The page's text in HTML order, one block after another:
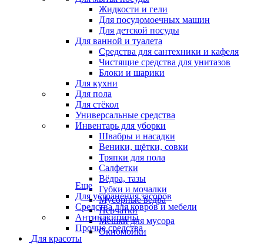
Жидкости и гели
Для посудомоечных машин
Для детской посуды
Для ванной и туалета
Средства для сантехники и кафеля
Чистящие средства для унитазов
Блоки и шарики
Для кухни
Для пола
Для стёкол
Универсальные средства
Инвентарь для уборки
Швабры и насадки
Веники, щётки, совки
Тряпки для пола
Салфетки
Вёдра, тазы
Губки и мочалки
Мусорные ведра
Перчатки
Мешки для мусора
Окномойки
Еще
Для устранения засоров
Средства для ковров и мебели
Антинакипины
Прочие средства
Для красоты